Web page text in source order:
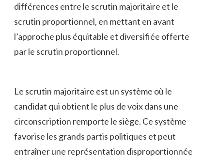
différences ⁣entre le scrutin ​majoritaire et le⁤
scrutin proportionnel, en mettant en ‌avant
l’approche plus équitable et⁣ diversifiée offerte
par le scrutin proportionnel.
Le scrutin ‌majoritaire est⁤ un ⁣système où le
candidat ⁢qui obtient le plus ⁢de voix dans une
circonscription remporte le siège. Ce ⁣système
favorise les​ grands partis politiques et⁤ peut
entraîner une représentation disproportionnée